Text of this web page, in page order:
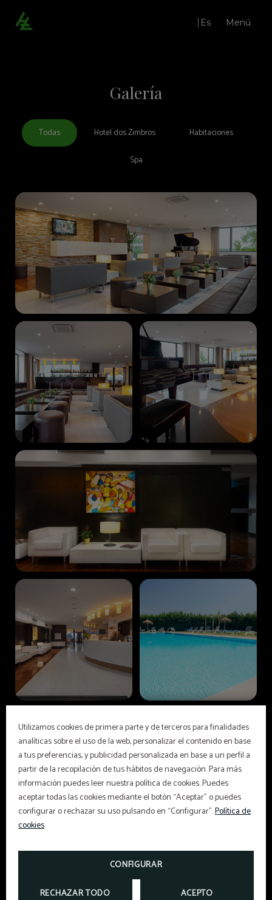
Utilizamos cookies de primera parte y de terceros para finalidades
analíticas sobre el uso de la web, personalizar el contenido en base
a tus preferencias, y publicidad personalizada en base a un perfil a
partir de la recopilación de tus hábitos de navegación. Para más
información puedes leer nuestra política de cookies. Puedes
aceptar todas las cookies mediante el botón “Aceptar” o puedes
configurar o rechazar su uso pulsando en “Configurar”.Política de
cookies
CONFIGURAR
RECHAZAR TODO ACEPTO
Es Menú
Restaurante Qi.çá
Bar
Salones
Bodas
Galería
Todas Hotel dos Zimbros Habitaciones
Spa